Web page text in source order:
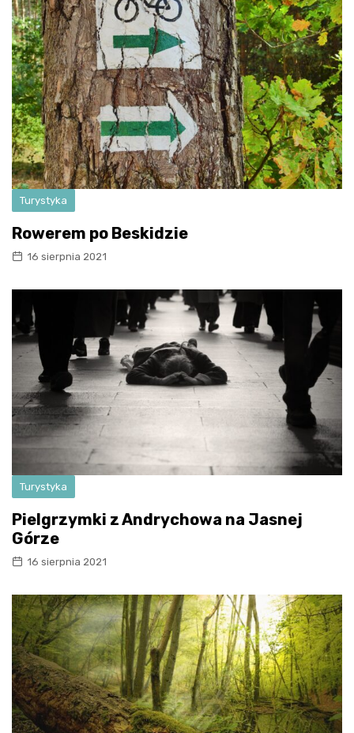
Turystyka
Rowerem po Beskidzie
16 sierpnia 2021
Turystyka
Pielgrzymki z Andrychowa na Jasnej
Górze
16 sierpnia 2021